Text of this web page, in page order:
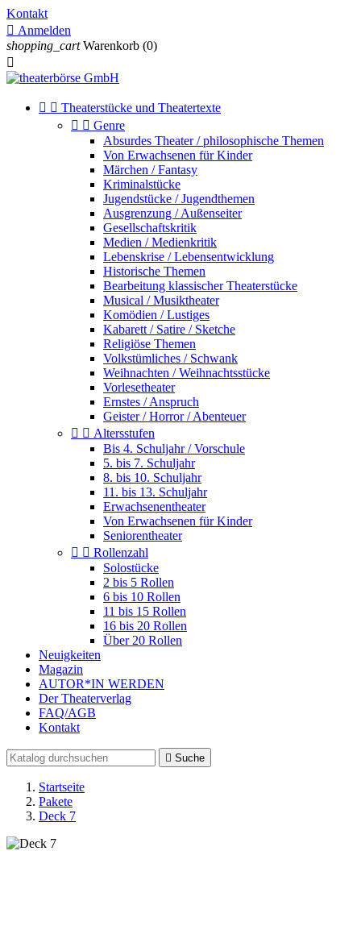
Kontakt
 Anmelden
shopping_cart Warenkorb (0)

  Theaterstücke und Theatertexte
  Genre
Absurdes Theater / philosophische Themen
Von Erwachsenen für Kinder
Märchen / Fantasy
Kriminalstücke
Jugendstücke / Jugendthemen
Ausgrenzung / Außenseiter
Gesellschaftskritik
Medien / Medienkritik
Lebenskrise / Lebensentwicklung
Historische Themen
Bearbeitung klassischer Theaterstücke
Musical / Musiktheater
Komödien / Lustiges
Kabarett / Satire / Sketche
Religiöse Themen
Volkstümliches / Schwank
Weihnachten / Weihnachtsstücke
Vorlesetheater
Ernstes / Anspruch
Geister / Horror / Abenteuer
  Altersstufen
Bis 4. Schuljahr / Vorschule
5. bis 7. Schuljahr
8. bis 10. Schuljahr
11. bis 13. Schuljahr
Erwachsenentheater
Von Erwachsenen für Kinder
Seniorentheater
  Rollenzahl
Solostücke
2 bis 5 Rollen
6 bis 10 Rollen
11 bis 15 Rollen
16 bis 20 Rollen
Über 20 Rollen
Neuigkeiten
Magazin
AUTOR*IN WERDEN
Der Theaterverlag
FAQ/AGB
Kontakt
 Suche
Startseite
Pakete
Deck 7